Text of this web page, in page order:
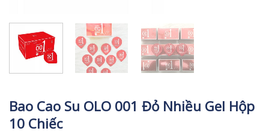
Bao Cao Su OLO 001 Đỏ Nhiều Gel Hộp
10 Chiếc